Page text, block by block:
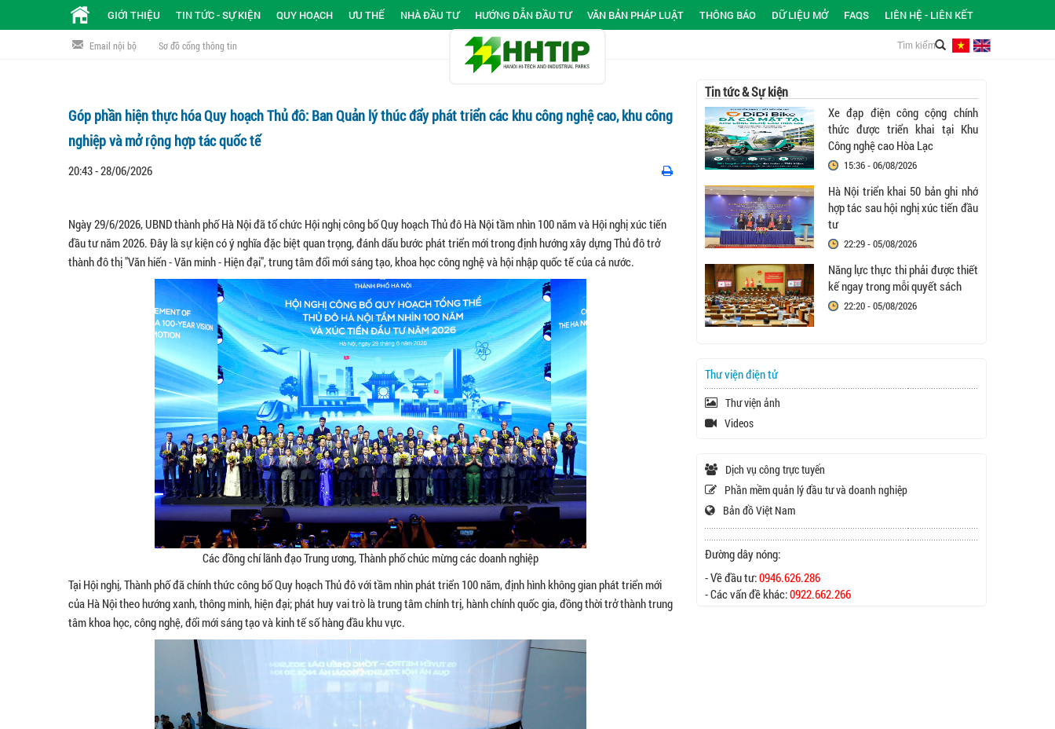
GIỚI THIỆU TIN TỨC - SỰ KIỆN QUY HOẠCH ƯU THẾ NHÀ ĐẦU TƯ HƯỚNG DẪN ĐẦU TƯ VĂN BẢN PHÁP LUẬT THÔNG BÁO DỮ LIỆU MỞ FAQS LIÊN HỆ - LIÊN KẾT
Email nội bộ Sơ đồ cổng thông tin
Góp phần hiện thực hóa Quy hoạch Thủ đô: Ban Quản lý thúc đẩy phát triển các khu công nghệ cao, khu công
nghiệp và mở rộng hợp tác quốc tế
20:43 - 28/06/2026
Ngày 29/6/2026, UBND thành phố Hà Nội đã tổ chức Hội nghị công bố Quy hoạch Thủ đô Hà Nội tầm nhìn 100 năm và Hội nghị xúc tiến
đầu tư năm 2026. Đây là sự kiện có ý nghĩa đặc biệt quan trọng, đánh dấu bước phát triển mới trong định hướng xây dựng Thủ đô trở
thành đô thị "Văn hiến - Văn minh - Hiện đại", trung tâm đổi mới sáng tạo, khoa học công nghệ và hội nhập quốc tế của cả nước.
Các đồng chí lãnh đạo Trung ương, Thành phố chúc mừng các doanh nghiệp
Tại Hội nghị, Thành phố đã chính thức công bố Quy hoạch Thủ đô với tầm nhìn phát triển 100 năm, định hình không gian phát triển mới
của Hà Nội theo hướng xanh, thông minh, hiện đại; phát huy vai trò là trung tâm chính trị, hành chính quốc gia, đồng thời trở thành trung
tâm khoa học, công nghệ, đổi mới sáng tạo và kinh tế số hàng đầu khu vực.
Tin tức & Sự kiện
Xe đạp điện công cộng chính
thức được triển khai tại Khu
Công nghệ cao Hòa Lạc
15:36 - 06/08/2026
Hà Nội triển khai 50 bản ghi nhớ
hợp tác sau hội nghị xúc tiến đầu
tư
22:29 - 05/08/2026
Năng lực thực thi phải được thiết
kế ngay trong mỗi quyết sách
22:20 - 05/08/2026
Thư viện điện tử
Thư viện ảnh
Videos
Dịch vụ công trực tuyến
Phần mềm quản lý đầu tư và doanh nghiệp
Bản đồ Việt Nam
Đường dây nóng:
- Về đầu tư:0946.626.286
- Các vấn đề khác:0922.662.266